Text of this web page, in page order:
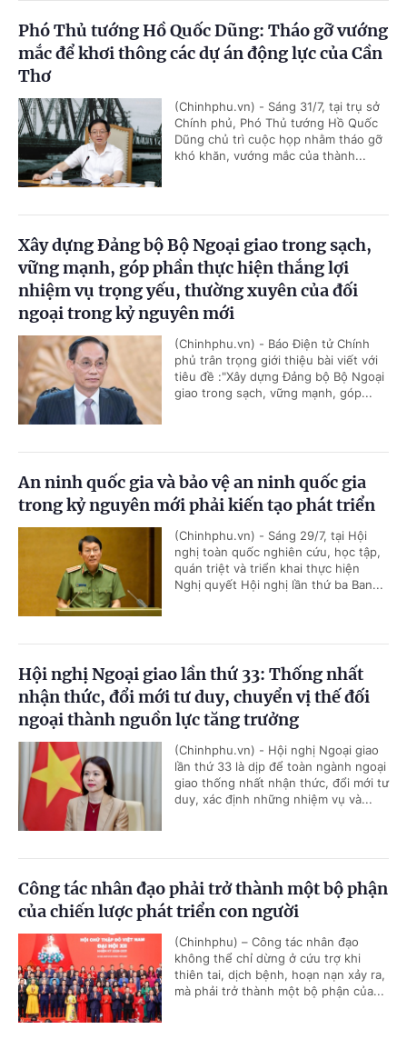
Phó Thủ tướng Hồ Quốc Dũng: Tháo gỡ vướng
mắc để khơi thông các dự án động lực của Cần
Thơ
(Chinhphu.vn) - Sáng 31/7, tại trụ sở
Chính phủ, Phó Thủ tướng Hồ Quốc
Dũng chủ trì cuộc họp nhằm tháo gỡ
khó khăn, vướng mắc của thành...
Xây dựng Đảng bộ Bộ Ngoại giao trong sạch,
vững mạnh, góp phần thực hiện thắng lợi
nhiệm vụ trọng yếu, thường xuyên của đối
ngoại trong kỷ nguyên mới
(Chinhphu.vn) - Báo Điện tử Chính
phủ trân trọng giới thiệu bài viết với
tiêu đề :"Xây dựng Đảng bộ Bộ Ngoại
giao trong sạch, vững mạnh, góp...
An ninh quốc gia và bảo vệ an ninh quốc gia
trong kỷ nguyên mới phải kiến tạo phát triển
(Chinhphu.vn) - Sáng 29/7, tại Hội
nghị toàn quốc nghiên cứu, học tập,
quán triệt và triển khai thực hiện
Nghị quyết Hội nghị lần thứ ba Ban...
Hội nghị Ngoại giao lần thứ 33: Thống nhất
nhận thức, đổi mới tư duy, chuyển vị thế đối
ngoại thành nguồn lực tăng trưởng
(Chinhphu.vn) - Hội nghị Ngoại giao
lần thứ 33 là dịp để toàn ngành ngoại
giao thống nhất nhận thức, đổi mới tư
duy, xác định những nhiệm vụ và...
Công tác nhân đạo phải trở thành một bộ phận
của chiến lược phát triển con người
(Chinhphu) – Công tác nhân đạo
không thể chỉ dừng ở cứu trợ khi
thiên tai, dịch bệnh, hoạn nạn xảy ra,
mà phải trở thành một bộ phận của...